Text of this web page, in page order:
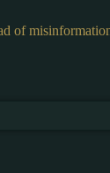
of